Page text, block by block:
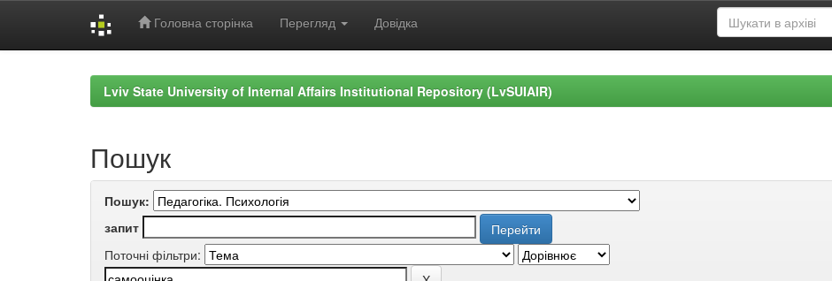
Головна сторінка Перегляд Довідка
Lviv State University of Internal Affairs Institutional Repository (LvSUIAIR)
Пошук
Пошук:
запит
Поточні фільтри: